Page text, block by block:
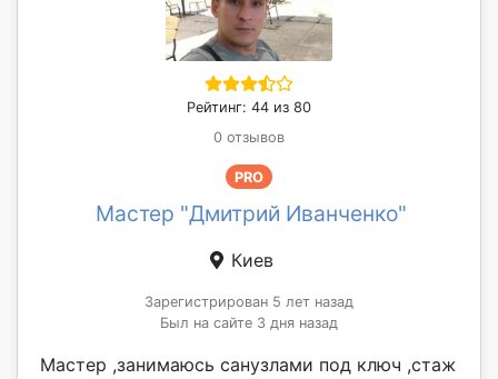
Рейтинг: 44 из 80
0 отзывов
PRO
Мастер "Дмитрий Иванченко"
Киев
Зарегистрирован 5 лет назад
Был на сайте 3 дня назад
Мастер ,занимаюсь санузлами под ключ ,стаж